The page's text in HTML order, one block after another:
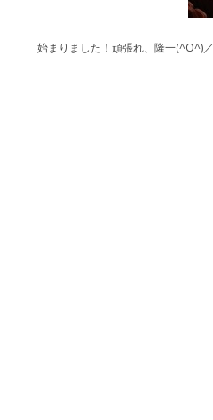
始まりました！頑張れ、隆一(^O^)／